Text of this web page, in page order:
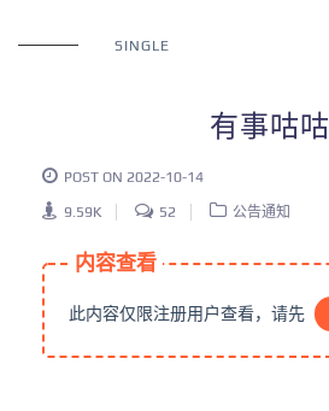
SINGLE
有事咕咕
POST ON 2022-10-14
9.59K 52 公告通知
内容查看
此内容仅限注册用户查看，请先